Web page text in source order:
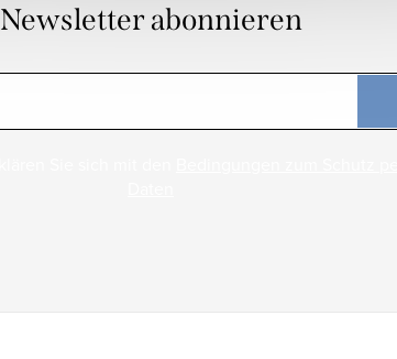
Newsletter abonnieren